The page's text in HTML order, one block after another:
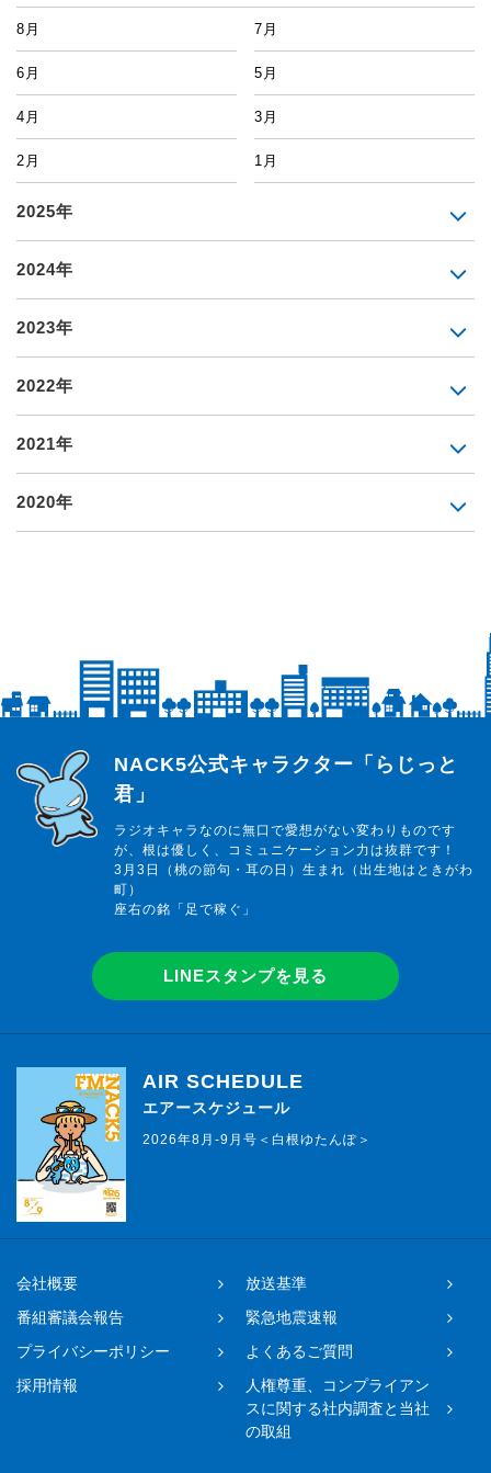
8月 7月
6月 5月
4月 3月
2月 1月
2025年
2024年
2023年
2022年
2021年
2020年
らじっと君
NACK5公式キャラクター「らじっと
君」
ラジオキャラなのに無口で愛想がない変わりものです
が、根は優しく、コミュニケーション力は抜群です！
3月3日（桃の節句・耳の日）生まれ（出生地はときがわ
町）
座右の銘「足で稼ぐ」
LINEスタンプを見る
AIR SCHEDULE
エアースケジュール
2026年8月-9月号＜白根ゆたんぽ＞
会社概要
放送基準
番組審議会報告
緊急地震速報
プライバシーポリシー
よくあるご質問
採用情報
人権尊重、コンプライアン
スに関する社内調査と当社
の取組